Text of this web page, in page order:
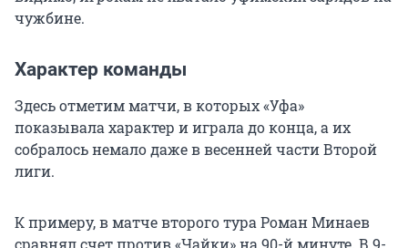
чужбине.
Характер команды
Здесь отметим матчи, в которых «Уфа»
показывала характер и играла до конца, а их
собралось немало даже в весенней части Второй
лиги.
К примеру, в матче второго тура Роман Минаев
сравнял счет против «Чайки» на 90-й минуте. В 9-